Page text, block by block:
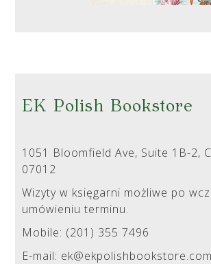
EK Polish Bookstore
1051 Bloomfield Ave, Suite 1B-2,
07012
Wizyty w księgarni możliwe po
umówieniu terminu.
Mobile: (201) 355 7496
E-mail: ek@ekpolishbookstore.com